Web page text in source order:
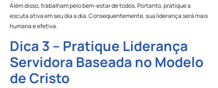
Além disso, trabalham pelo bem-estar de todos. Portanto, pratique a
escuta ativa em seu dia a dia. Consequentemente, sua liderança será mais
humana e efetiva.
Dica 3 – Pratique Liderança
Servidora Baseada no Modelo
de Cristo